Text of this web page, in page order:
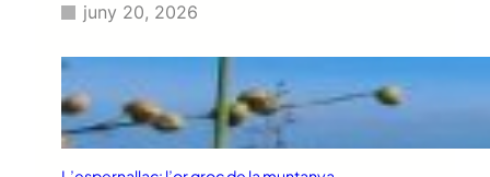
juny 20, 2026